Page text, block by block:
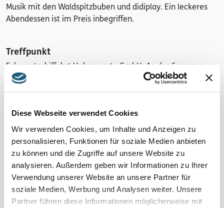
Diese Webseite verwendet Cookies
Wir verwenden Cookies, um Inhalte und Anzeigen zu
personalisieren, Funktionen für soziale Medien anbieten
zu können und die Zugriffe auf unsere Website zu
analysieren. Außerdem geben wir Informationen zu Ihrer
Verwendung unserer Website an unsere Partner für
soziale Medien, Werbung und Analysen weiter. Unsere
Partner führen diese Informationen möglicherweise mit
Musik mit den Waldspitzbuben und didiplay. Ein leckeres
Abendessen ist im Preis inbegriffen.
Treffpunkt
Fahrgastschiffahrt Hohenwarte GmbH, An der Sperrmauer
1, 07338 Hohenwarte
05.09.2025 • 18:00 Uhr
Veranstaltung verpasst?
Schauen Sie unter„Naturpark-Erlebnisse und -Angebote“
und vereinbaren Sie Ihr Naturerlebnis für sich und Ihre
Familie, Freundinnen und Freunde oder Ihr Kollegium
direkt mit den Veranstaltenden.